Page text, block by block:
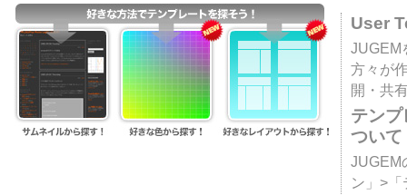
User
JUGEM
方々が
開・共
テン
ついて
JUGEM
ン」>